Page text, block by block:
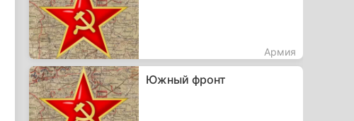
Армия
Южный фронт